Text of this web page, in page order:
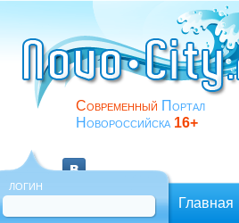
Современный Портал
Новороссийска 16+
ЛОГИН
Главная